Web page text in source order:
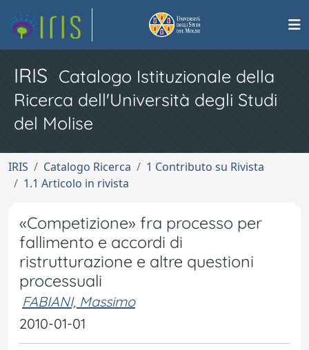
IRIS Catalogo Istituzionale della
Ricerca dell'Università degli Studi
del Molise
IRIS Catalogo Ricerca
1 Contributo su Rivista
1.1 Articolo in rivista
«Competizione» fra processo per
fallimento e accordi di
ristrutturazione e altre questioni
processuali
FABIANI, Massimo
2010-01-01